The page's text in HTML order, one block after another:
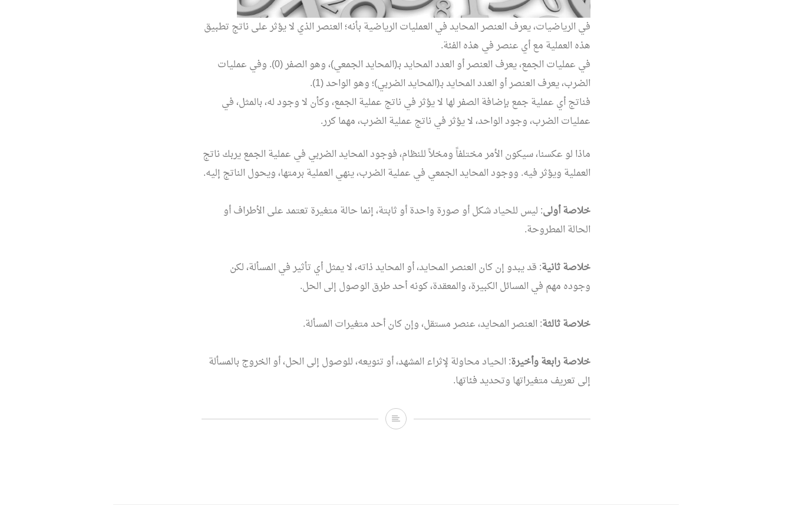
في الرياضيات، يعرف العنصر المحايد في العمليات الرياضية بأنه؛ العنصر الذي لا يؤثر على ناتج تطبيق
هذه العملية مع أي عنصر في هذه الفئة.
في عمليات الجمع، يعرف العنصر أو العدد المحايد بـ(المحايد الجمعي)، وهو الصفر (0). وفي عمليات
الضرب، يعرف العنصر أو العدد المحايد بـ(المحايد الضربي)؛ وهو الواحد (1).
فناتج أي عملية جمع بإضافة الصفر لها لا يؤثر في ناتج عملية الجمع، وكأن لا وجود له، بالمثل، في
عمليات الضرب، وجود الواحد، لا يؤثر في ناتج عملية الضرب، مهما كرر.
ماذا لو عكسنا، سيكون الأمر مختلفاً ومخلاً للنظام، فوجود المحايد الضربي في عملية الجمع يربك ناتج
العملية ويؤثر فيه. ووجود المحايد الجمعي في عملية الضرب، ينهي العملية برمتها، ويحول الناتج إليه.
خلاصة أولى: ليس للحياد شكل أو صورة واحدة أو ثابتة، إنما حالة متغيرة تعتمد على الأطراف أو
الحالة المطروحة.
خلاصة ثانية: قد يبدو إن كان العنصر المحايد، أو المحايد ذاته، لا يمثل أي تأثير في المسألة، لكن
وجوده مهم في المسائل الكبيرة، والمعقدة، كونه أحد طرق الوصول إلى الحل.
خلاصة ثالثة: العنصر المحايد، عنصر مستقل، وإن كان أحد متغيرات المسألة.
خلاصة رابعة وأخيرة: الحياد محاولة لإثراء المشهد، أو تنويعه، للوصول إلى الحل، أو الخروج بالمسألة
إلى تعريف متغيراتها وتحديد فئاتها.
الحياد..